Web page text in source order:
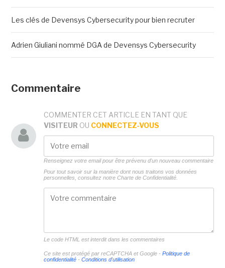
Les clés de Devensys Cybersecurity pour bien recruter
Adrien Giuliani nommé DGA de Devensys Cybersecurity
Commentaire
COMMENTER CET ARTICLE EN TANT QUE
VISITEUR OU CONNECTEZ-VOUS
Renseignez votre email pour être prévenu d'un nouveau commentaire
Pour tout savoir sur la manière dont nous traitons vos données
personnelles, consultez notre Charte de Confidentialité.
Le code HTML est interdit dans les commentaires
Ce site est protégé par reCAPTCHA et Google - Politique de
confidentialité- Conditions d'utilisation